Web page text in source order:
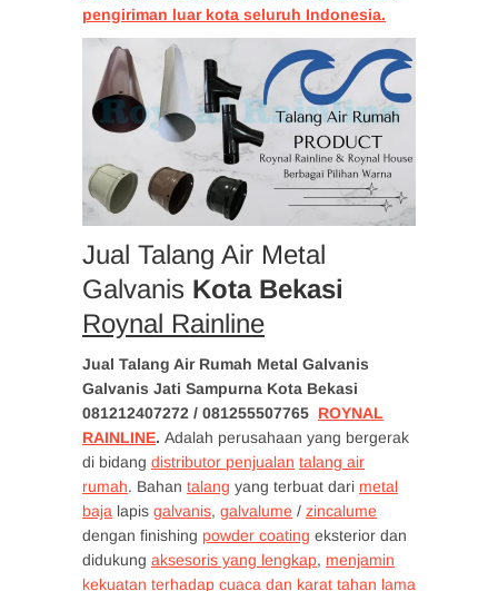
pengiriman luar kota seluruh Indonesia.
Jual Talang Air Metal
Galvanis Kota Bekasi
Roynal Rainline
Jual Talang Air Rumah Metal Galvanis
Galvanis Jati Sampurna Kota Bekasi
081212407272 / 081255507765 ROYNAL
RAINLINE. Adalah perusahaan yang bergerak
di bidang distributor penjualan talang air
rumah. Bahan talang yang terbuat dari metal
baja lapis galvanis, galvalume / zincalume
dengan finishing powder coating eksterior dan
didukung aksesoris yang lengkap, menjamin
kekuatan terhadap cuaca dan karat tahan lama